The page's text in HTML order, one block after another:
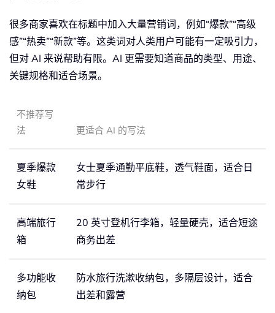
很多商家喜欢在标题中加入大量营销词，例如“爆款”“高级
感”“热卖”“新款”等。这类词对人类用户可能有一定吸引力，
但对 AI 来说帮助有限。AI 更需要知道商品的类型、用途、
关键规格和适合场景。
不推荐写
法
更适合 AI 的写法
夏季爆款
女鞋
女士夏季通勤平底鞋，透气鞋面，适合日
常步行
高端旅行
箱
20 英寸登机行李箱，轻量硬壳，适合短途
商务出差
多功能收
纳包
防水旅行洗漱收纳包，多隔层设计，适合
出差和露营